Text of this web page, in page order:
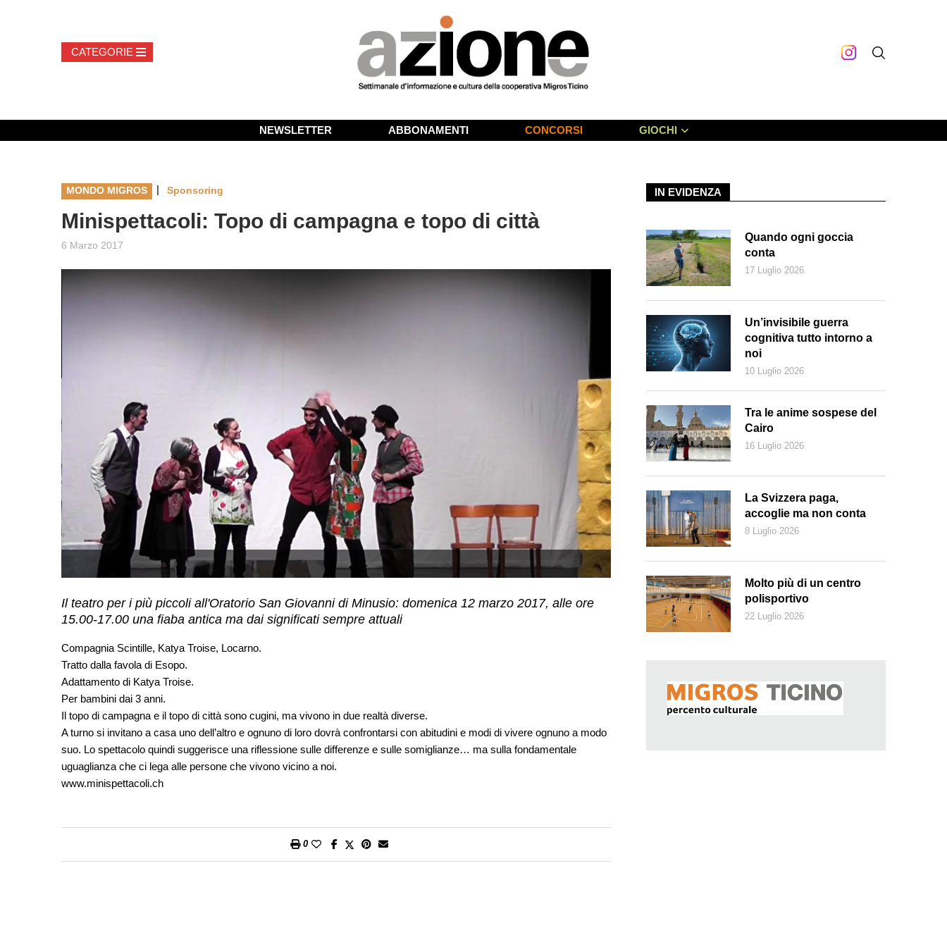
NEWSLETTER ABBONAMENTI CONCORSI GIOCHI
MONDO MIGROS | Sponsoring
Minispettacoli: Topo di campagna e topo di città
6 Marzo 2017
Il teatro per i più piccoli all'Oratorio San Giovanni di Minusio: domenica 12 marzo 2017, alle ore
15.00-17.00 una fiaba antica ma dai significati sempre attuali
Compagnia Scintille, Katya Troise, Locarno.
Tratto dalla favola di Esopo.
Adattamento di Katya Troise.
Per bambini dai 3 anni.
Il topo di campagna e il topo di città sono cugini, ma vivono in due realtà diverse.
A turno si invitano a casa uno dell’altro e ognuno di loro dovrà confrontarsi con abitudini e modi di vivere ognuno a modo
suo. Lo spettacolo quindi suggerisce una riflessione sulle differenze e sulle somiglianze… ma sulla fondamentale
uguaglianza che ci lega alle persone che vivono vicino a noi.
www.minispettacoli.ch
0
IN EVIDENZA
Quando ogni goccia
conta
17 Luglio 2026
Un’invisibile guerra
cognitiva tutto intorno a
noi
10 Luglio 2026
Tra le anime sospese del
Cairo
16 Luglio 2026
La Svizzera paga,
accoglie ma non conta
8 Luglio 2026
Molto più di un centro
polisportivo
22 Luglio 2026